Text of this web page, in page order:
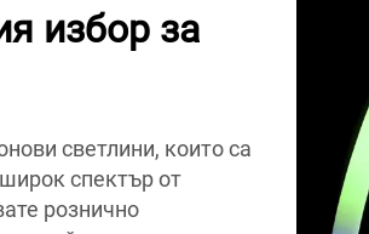
избор за
светлини, които са
спектър от
рознично